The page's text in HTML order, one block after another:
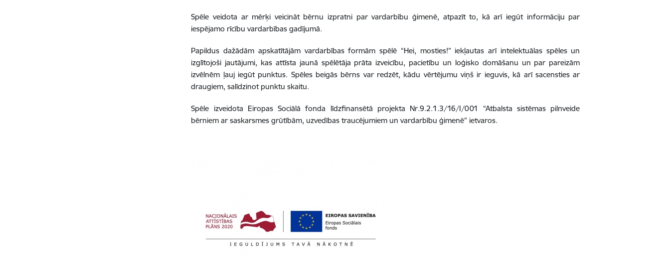
Spēle veidota ar mērķi veicināt bērnu izpratni par vardarbību ģimenē, atpazīt to, kā arī iegūt informāciju par
iespējamo rīcību vardarbības gadījumā.
Papildus dažādām apskatītājām vardarbības formām spēlē “Hei, mosties!” iekļautas arī intelektuālas spēles un
izglītojoši jautājumi, kas attīsta jaunā spēlētāja prāta izveicību, pacietību un loģisko domāšanu un par pareizām
izvēlnēm ļauj iegūt punktus. Spēles beigās bērns var redzēt, kādu vērtējumu viņš ir ieguvis, kā arī sacensties ar
draugiem, salīdzinot punktu skaitu.
Spēle izveidota Eiropas Sociālā fonda līdzfinansētā projekta Nr.9.2.1.3/16/I/001 “Atbalsta sistēmas pilnveide
bērniem ar saskarsmes grūtībām, uzvedības traucējumiem un vardarbību ģimenē” ietvaros.